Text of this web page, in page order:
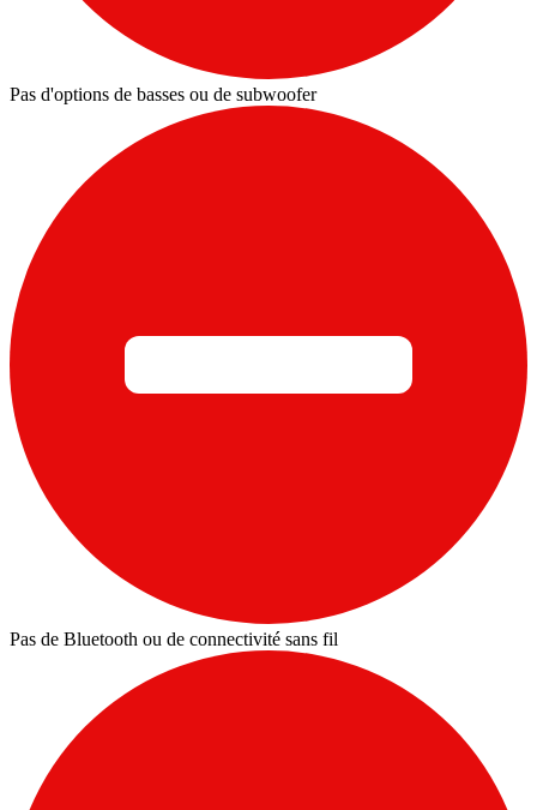
Pas d'options de basses ou de subwoofer
Pas de Bluetooth ou de connectivité sans fil